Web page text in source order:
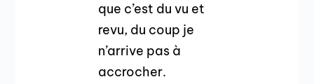
que c’est du vu et
revu, du coup je
n’arrive pas à
accrocher.